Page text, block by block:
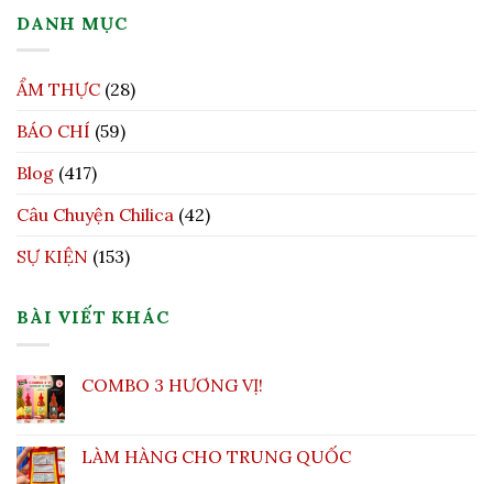
DANH MỤC
ẨM THỰC (28)
BÁO CHÍ (59)
Blog (417)
Câu Chuyện Chilica (42)
SỰ KIỆN (153)
BÀI VIẾT KHÁC
COMBO 3 HƯƠNG VỊ!
LÀM HÀNG CHO TRUNG QUỐC